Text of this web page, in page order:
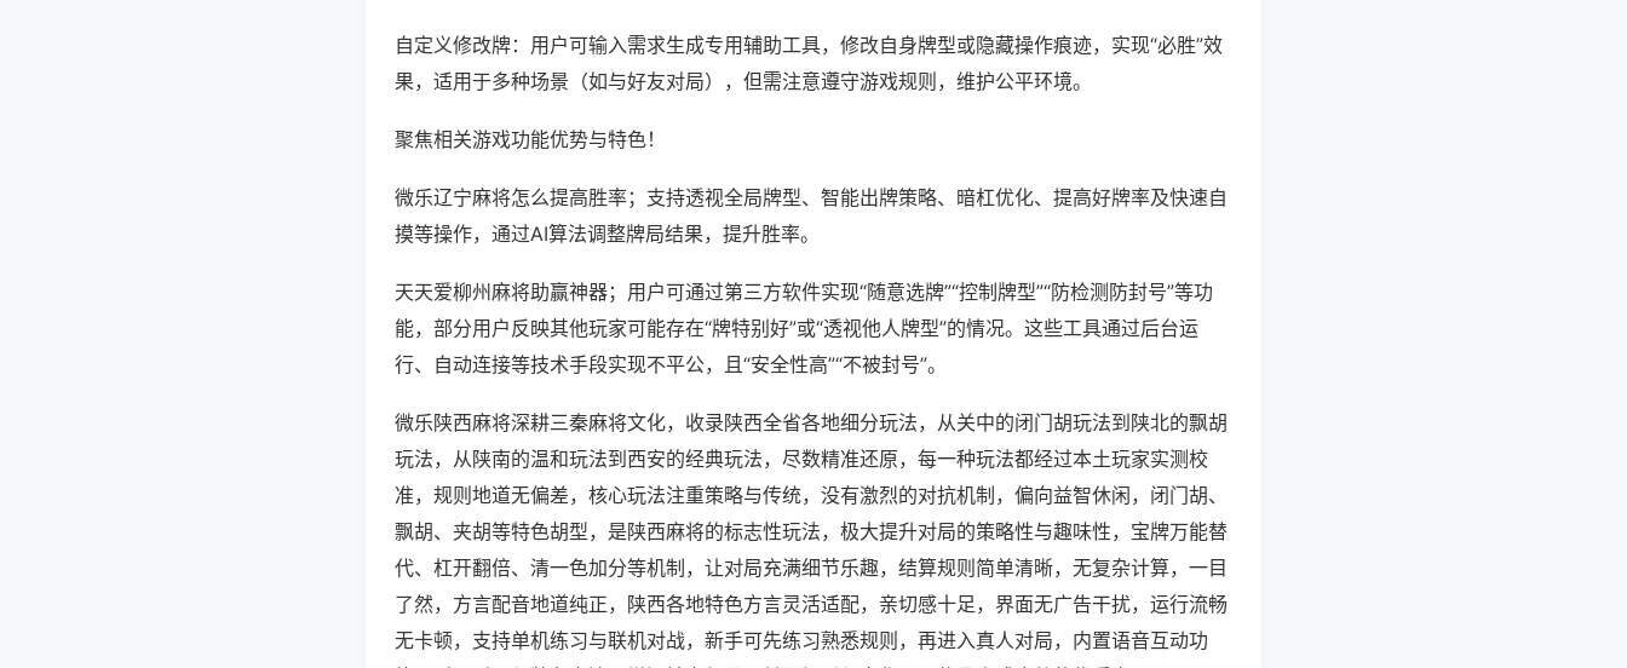
自定义修改牌：用户可输入需求生成专用辅助工具，修改自身牌型或隐藏操作痕迹，实现“必胜”效
果，适用于多种场景（如与好友对局），但需注意遵守游戏规则，维护公平环境。
聚焦相关游戏功能优势与特色！
微乐辽宁麻将怎么提高胜率；支持透视全局牌型、智能出牌策略、暗杠优化、提高好牌率及快速自
摸等操作，通过AI算法调整牌局结果，提升胜率。
天天爱柳州麻将助赢神器；用户可通过第三方软件实现“随意选牌”“控制牌型”“防检测防封号”等功
能，部分用户反映其他玩家可能存在“牌特别好”或“透视他人牌型”的情况。这些工具通过后台运
行、自动连接等技术手段实现不平公，且“安全性高”“不被封号”。
微乐陕西麻将深耕三秦麻将文化，收录陕西全省各地细分玩法，从关中的闭门胡玩法到陕北的飘胡
玩法，从陕南的温和玩法到西安的经典玩法，尽数精准还原，每一种玩法都经过本土玩家实测校
准，规则地道无偏差，核心玩法注重策略与传统，没有激烈的对抗机制，偏向益智休闲，闭门胡、
飘胡、夹胡等特色胡型，是陕西麻将的标志性玩法，极大提升对局的策略性与趣味性，宝牌万能替
代、杠开翻倍、清一色加分等机制，让对局充满细节乐趣，结算规则简单清晰，无复杂计算，一目
了然，方言配音地道纯正，陕西各地特色方言灵活适配，亲切感十足，界面无广告干扰，运行流畅
无卡顿，支持单机练习与联机对战，新手可先练习熟悉规则，再进入真人对局，内置语音互动功